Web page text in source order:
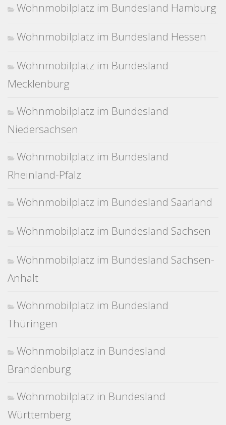
Wohnmobilplatz im Bundesland Hamburg
Wohnmobilplatz im Bundesland Hessen
Wohnmobilplatz im Bundesland
Mecklenburg
Wohnmobilplatz im Bundesland
Niedersachsen
Wohnmobilplatz im Bundesland
Rheinland-Pfalz
Wohnmobilplatz im Bundesland Saarland
Wohnmobilplatz im Bundesland Sachsen
Wohnmobilplatz im Bundesland Sachsen-
Anhalt
Wohnmobilplatz im Bundesland
Thüringen
Wohnmobilplatz in Bundesland
Brandenburg
Wohnmobilplatz in Bundesland
Württemberg